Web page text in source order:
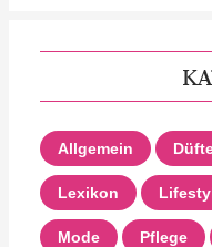
Allgemein
Lexikon
Mode Pflege